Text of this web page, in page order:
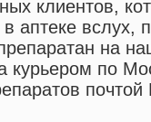
клиентов,
аптеке вслух,
на
курьером по